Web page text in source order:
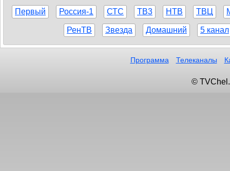
Первый Россия-1 СТС ТВ3 НТВ ТВЦ
РенТВ Звезда Домашний 5 канал
Программа Телеканалы
©